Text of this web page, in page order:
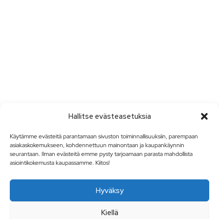
Hallitse evästeasetuksia
Käytämme evästeitä parantamaan sivuston toiminnallisuuksiin, parempaan
asiakaskokemukseen, kohdennettuun mainontaan ja kaupankäynnin
seurantaan. Ilman evästeitä emme pysty tarjoamaan parasta mahdollista
asiointikokemusta kaupassamme. Kiitos!
Hyväksy
Kiellä